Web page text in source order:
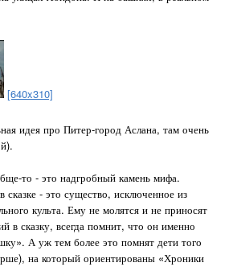
[640x310]
идея про Питер-город Аслана, там очень
то - это надгробный камень мифа.
- это существо, исключенное из
культа. Ему не молятся и не приносят
в сказку, всегда помнит, что он именно
А уж тем более это помнят дети того
на который ориентированы «Хроники